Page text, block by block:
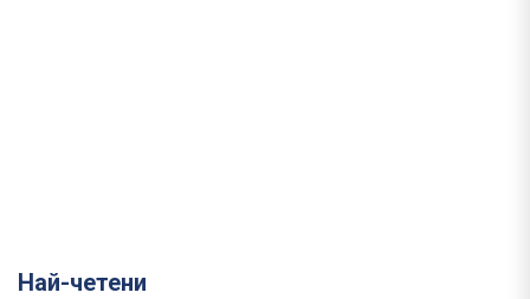
Най-четени